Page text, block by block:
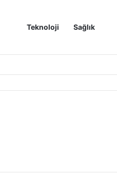
Anasayfa
Teknoloji Sağlık